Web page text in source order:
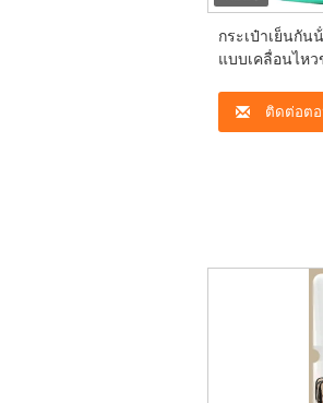
กระเป๋าเย็นกัน
แบบเคลื่อนไห
แข็งกันน้ําแข็ง
ติดต่อต